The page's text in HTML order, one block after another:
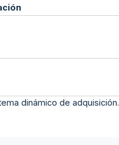
dinámico de adquisición.